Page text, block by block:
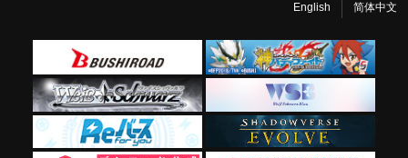
English 简体中文